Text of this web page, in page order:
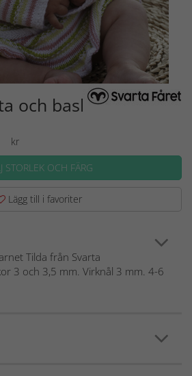
och basker Isla
kr
STORLEK OCH FÄRG
Lägg till i favoriter
Tilda från Svarta
3 och 3,5 mm. Virknål 3 mm. 4-6